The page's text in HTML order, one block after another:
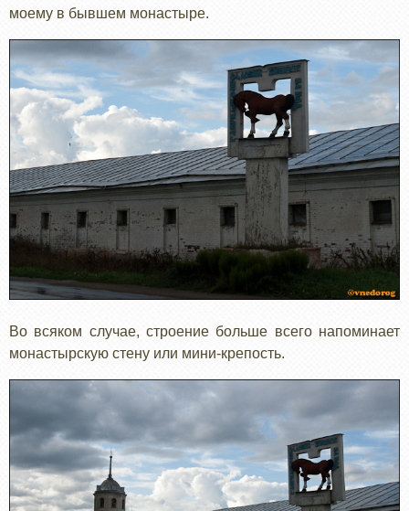
моему в бывшем монастыре.
Во всяком случае, строение больше всего напоминает
монастырскую стену или мини-крепость.